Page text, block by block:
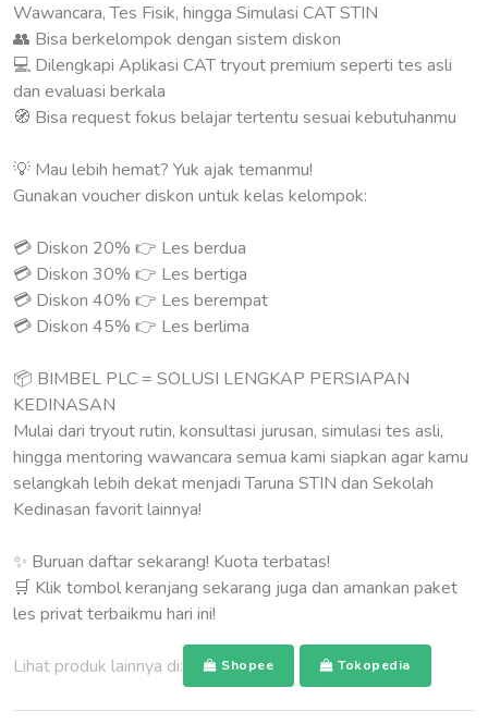
Wawancara, Tes Fisik, hingga Simulasi CAT STIN
👥 Bisa berkelompok dengan sistem diskon
💻 Dilengkapi Aplikasi CAT tryout premium seperti tes asli
dan evaluasi berkala
🧭 Bisa request fokus belajar tertentu sesuai kebutuhanmu
💡 Mau lebih hemat? Yuk ajak temanmu!
Gunakan voucher diskon untuk kelas kelompok:
💳 Diskon 20% 👉 Les berdua
💳 Diskon 30% 👉 Les bertiga
💳 Diskon 40% 👉 Les berempat
💳 Diskon 45% 👉 Les berlima
📦 BIMBEL PLC = SOLUSI LENGKAP PERSIAPAN
KEDINASAN
Mulai dari tryout rutin, konsultasi jurusan, simulasi tes asli,
hingga mentoring wawancara semua kami siapkan agar kamu
selangkah lebih dekat menjadi Taruna STIN dan Sekolah
Kedinasan favorit lainnya!
✨ Buruan daftar sekarang! Kuota terbatas!
🛒 Klik tombol keranjang sekarang juga dan amankan paket
les privat terbaikmu hari ini!
Lihat produk lainnya di: Shopee Tokopedia